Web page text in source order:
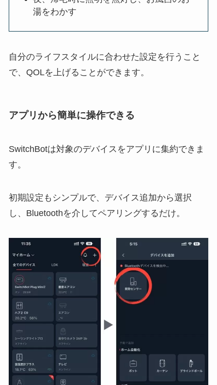
湯をわかす
自分のライフスタイルに合わせた設定を行うこと
で、QOLを上げることができます。
アプリから簡単に操作できる
SwitchBotは対象のデバイスをアプリに集約できま
す。
初期設定もシンプルで、デバイス追加から選択
し、Bluetoothを介してペアリングするだけ。